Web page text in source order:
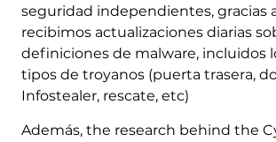
seguridad independientes, gracias
recibimos actualizaciones diarias
definiciones de malware, incluidos
tipos de troyanos (puerta trasera,
Infostealer, rescate, etc)
Además, the research behind the